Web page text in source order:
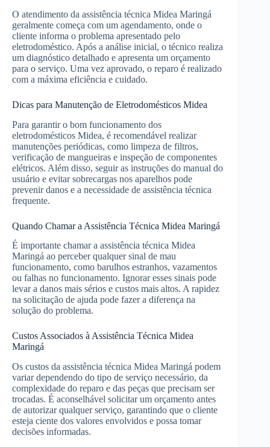
O atendimento da assistência técnica Midea Maringá
geralmente começa com um agendamento, onde o
cliente informa o problema apresentado pelo
eletrodoméstico. Após a análise inicial, o técnico realiza
um diagnóstico detalhado e apresenta um orçamento
para o serviço. Uma vez aprovado, o reparo é realizado
com a máxima eficiência e cuidado.
Dicas para Manutenção de Eletrodomésticos Midea
Para garantir o bom funcionamento dos
eletrodomésticos Midea, é recomendável realizar
manutenções periódicas, como limpeza de filtros,
verificação de mangueiras e inspeção de componentes
elétricos. Além disso, seguir as instruções do manual do
usuário e evitar sobrecargas nos aparelhos pode
prevenir danos e a necessidade de assistência técnica
frequente.
Quando Chamar a Assistência Técnica Midea Maringá
É importante chamar a assistência técnica Midea
Maringá ao perceber qualquer sinal de mau
funcionamento, como barulhos estranhos, vazamentos
ou falhas no funcionamento. Ignorar esses sinais pode
levar a danos mais sérios e custos mais altos. A rapidez
na solicitação de ajuda pode fazer a diferença na
solução do problema.
Custos Associados à Assistência Técnica Midea
Maringá
Os custos da assistência técnica Midea Maringá podem
variar dependendo do tipo de serviço necessário, da
complexidade do reparo e das peças que precisam ser
trocadas. É aconselhável solicitar um orçamento antes
de autorizar qualquer serviço, garantindo que o cliente
esteja ciente dos valores envolvidos e possa tomar
decisões informadas.